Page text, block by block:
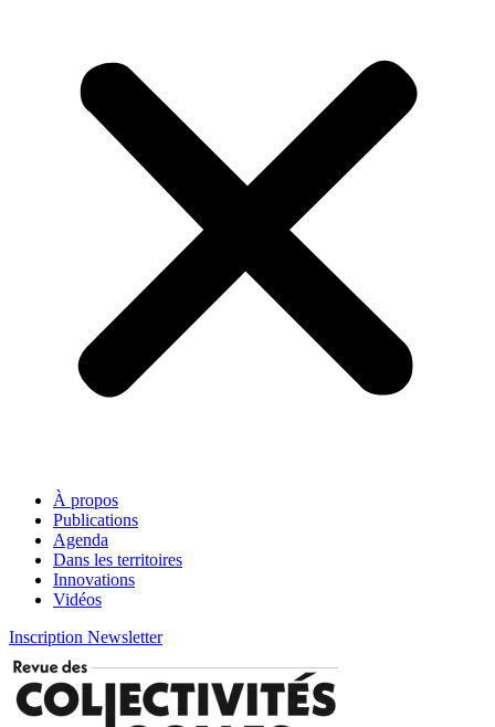
À propos
Publications
Agenda
Dans les territoires
Innovations
Vidéos
Inscription Newsletter